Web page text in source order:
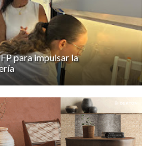
para impulsar la